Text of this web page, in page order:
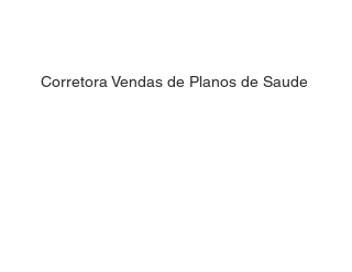
Corretora Vendas de Planos de Saude